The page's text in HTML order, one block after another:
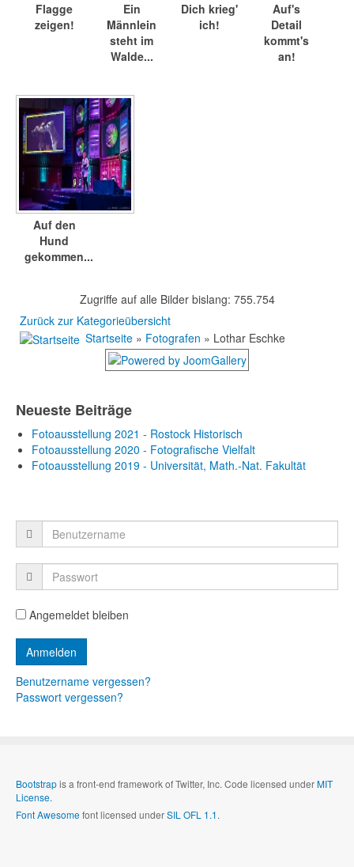
Flagge
zeigen!
Ein
Männlein
steht im
Walde...
Dich krieg'
ich!
Auf's
Detail
kommt's
an!
Auf den
Hund
gekommen...
Zugriffe auf alle Bilder bislang: 755.754
Zurück zur Kategorieübersicht
Startseite » Fotografen » Lothar Eschke
Neueste Beiträge
Fotoausstellung 2021 - Rostock Historisch
Fotoausstellung 2020 - Fotografische Vielfalt
Fotoausstellung 2019 - Universität, Math.-Nat. Fakultät
Angemeldet bleiben
Benutzername vergessen?
Passwort vergessen?
Bootstrapis a front-end framework of Twitter, Inc. Code licensed underMIT
License.
Font Awesomefont licensed underSIL OFL 1.1.